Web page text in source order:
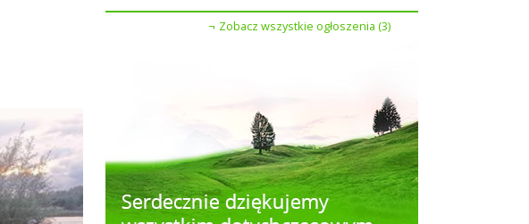
Zobacz wszystkie ogłoszenia (3)